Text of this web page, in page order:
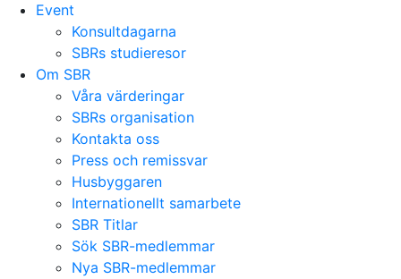
Event
Konsultdagarna
SBRs studieresor
Om SBR
Våra värderingar
SBRs organisation
Kontakta oss
Press och remissvar
Husbyggaren
Internationellt samarbete
SBR Titlar
Sök SBR-medlemmar
Nya SBR-medlemmar